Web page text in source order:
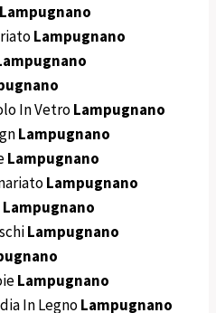
Lampugnano
Lampugnano
In VetroLampugnano
Lampugnano
Lampugnano
Lampugnano
Lampugnano
Lampugnano
Lampugnano
In LegnoLampugnano